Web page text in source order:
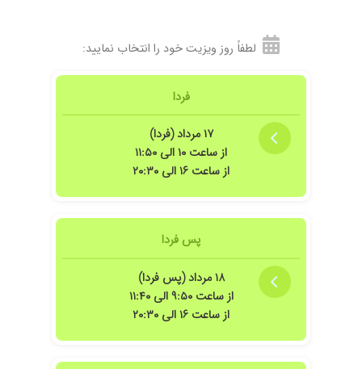
لطفاً روز ویزیت خود را انتخاب نمایید:
فردا
۱۷ مرداد (فردا)
از ساعت ۱۰ الی ۱۱:۵۰
از ساعت ۱۶ الی ۲۰:۳۰
پس فردا
۱۸ مرداد (پس فردا)
از ساعت ۹:۵۰ الی ۱۱:۴۰
از ساعت ۱۶ الی ۲۰:۳۰